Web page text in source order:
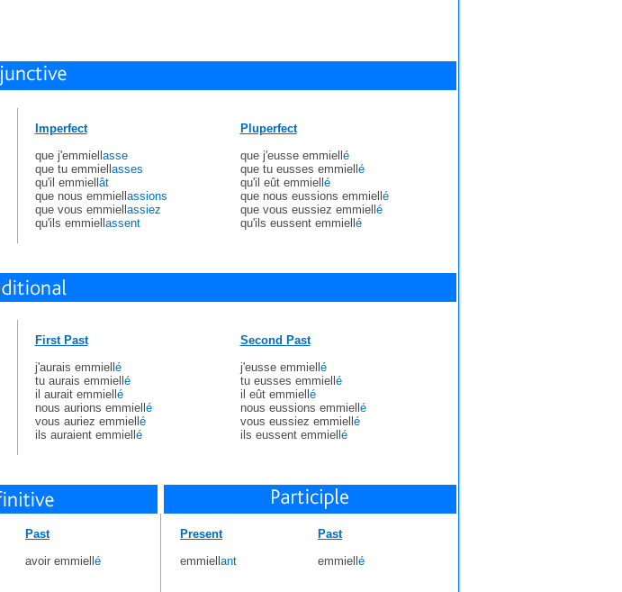
Imperfect
que j'emmiell asse
que tu emmiell asses
qu'il emmiell ât
que nous emmiell assions
que vous emmiell assiez
qu'ils emmiell assent
Pluperfect
que j'eusse emmiell é
que tu eusses emmiell é
qu'il eût emmiell é
que nous eussions emmiell é
que vous eussiez emmiell é
qu'ils eussent emmiell é
First Past
j'aurais emmiell é
tu aurais emmiell é
il aurait emmiell é
nous aurions emmiell é
vous auriez emmiell é
ils auraient emmiell é
Second Past
j'eusse emmiell é
tu eusses emmiell é
il eût emmiell é
nous eussions emmiell é
vous eussiez emmiell é
ils eussent emmiell é
Past
avoir emmiell é
Present
emmiell ant
Past
emmiell é